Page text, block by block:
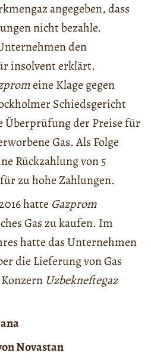
angegeben, dass
nicht bezahle.
den
insolvent erklärt.
eine Klage gegen
Schiedsgericht
Überprüfung der Preise für
Gas. Als Folge
Rückzahlung von 5
zu hohe Zahlungen.
hatte Gazprom
Gas zu kaufen. Im
hatte das Unternehmen
die Lieferung von Gas
Uzbekneftegaz
Novastan